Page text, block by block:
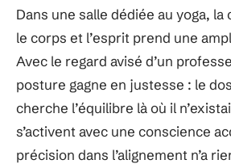
Dans une salle dédiée au yoga,
le corps et l’esprit prend une
Avec le regard avisé d’un
posture gagne en justesse : le
cherche l’équilibre là où il
s’activent avec une conscience
précision dans l’alignement n’a